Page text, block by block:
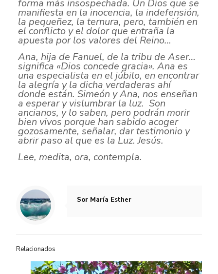
forma más insospechada. Un Dios que se
manifiesta en la inocencia, la indefensión,
la pequeñez, la ternura, pero, también en
el conflicto y el dolor que entraña la
apuesta por los valores del Reino…
Ana, hija de Fanuel, de la tribu de Aser…
significa «Dios concede gracia». Ana es
una especialista en el júbilo, en encontrar
la alegría y la dicha verdaderas ahí
donde están. Simeón y Ana, nos enseñan
a esperar y vislumbrar la luz. Son
ancianos, y lo saben, pero podrán morir
bien vivos porque han sabido acoger
gozosamente, señalar, dar testimonio y
abrir paso al que es la Luz. Jesús.
Lee, medita, ora, contempla.
Sor María Esther
Relacionados